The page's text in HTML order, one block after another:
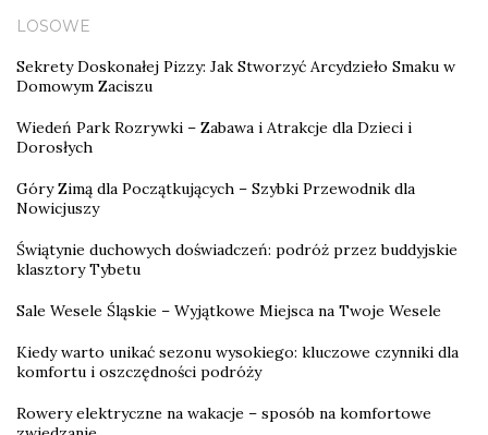
LOSOWE
Sekrety Doskonałej Pizzy: Jak Stworzyć Arcydzieło Smaku w
Domowym Zaciszu
Wiedeń Park Rozrywki – Zabawa i Atrakcje dla Dzieci i
Dorosłych
Góry Zimą dla Początkujących – Szybki Przewodnik dla
Nowicjuszy
Świątynie duchowych doświadczeń: podróż przez buddyjskie
klasztory Tybetu
Sale Wesele Śląskie – Wyjątkowe Miejsca na Twoje Wesele
Kiedy warto unikać sezonu wysokiego: kluczowe czynniki dla
komfortu i oszczędności podróży
Rowery elektryczne na wakacje – sposób na komfortowe